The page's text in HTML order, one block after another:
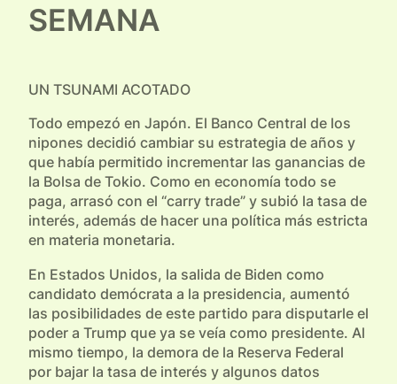
SEMANA
UN TSUNAMI ACOTADO
Todo empezó en Japón. El Banco Central de los
nipones decidió cambiar su estrategia de años y
que había permitido incrementar las ganancias de
la Bolsa de Tokio. Como en economía todo se
paga, arrasó con el “carry trade” y subió la tasa de
interés, además de hacer una política más estricta
en materia monetaria.
En Estados Unidos, la salida de Biden como
candidato demócrata a la presidencia, aumentó
las posibilidades de este partido para disputarle el
poder a Trump que ya se veía como presidente. Al
mismo tiempo, la demora de la Reserva Federal
por bajar la tasa de interés y algunos datos